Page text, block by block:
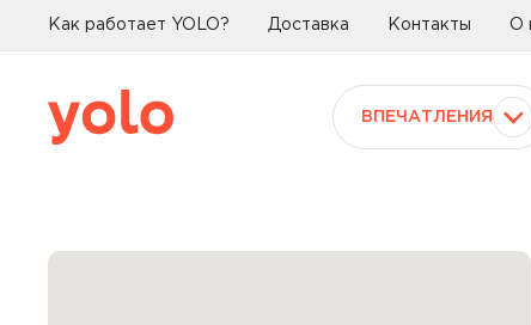
Как работает YOLO? Доставка Контакты О
ВПЕЧАТЛЕНИЯ